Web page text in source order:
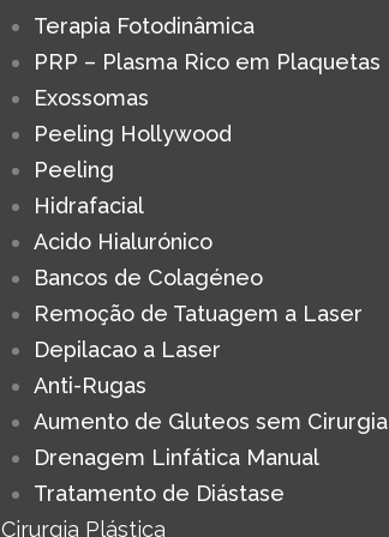
Terapia Fotodinâmica
PRP – Plasma Rico em Plaquetas
Exossomas
Peeling Hollywood
Peeling
Hidrafacial
Acido Hialurónico
Bancos de Colagéneo
Remoção de Tatuagem a Laser
Depilacao a Laser
Anti-Rugas
Aumento de Gluteos sem Cirurgia
Drenagem Linfática Manual
Tratamento de Diástase
Cirurgia Plástica